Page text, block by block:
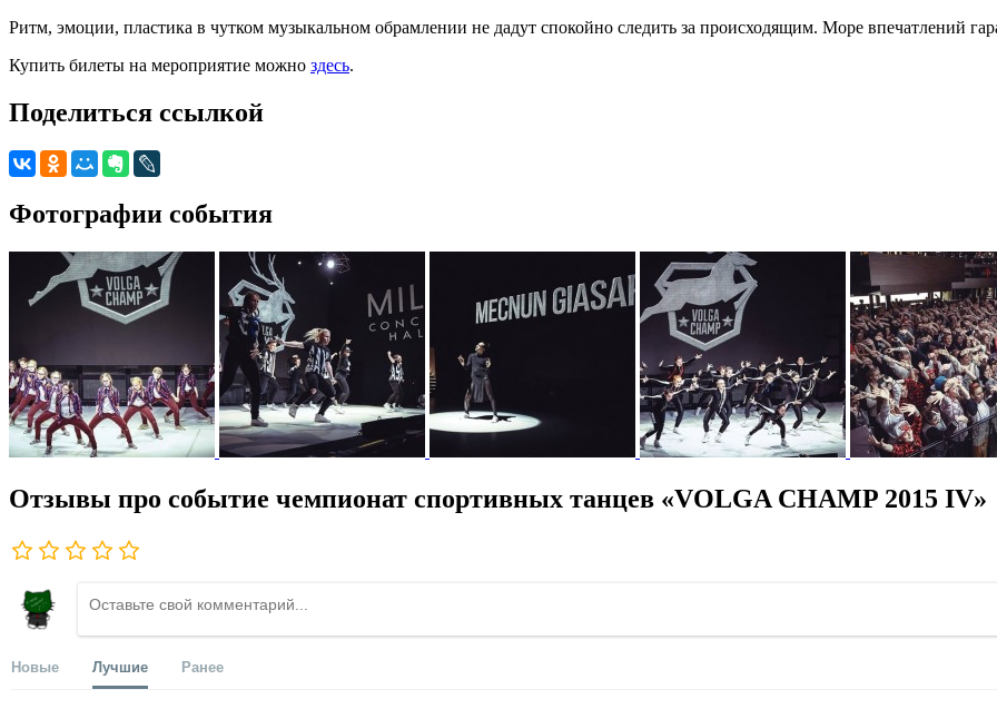
Ритм, эмоции, пластика в чутком музыкальном обрамлении не дадут спокойно следить за происходящим. Море впечатлений
Купить билеты на мероприятие можно здесь.
Поделиться ссылкой
Фотографии события
Отзывы про событие чемпионат спортивных танцев «VOLGA CHAMP 2015 IV»
Новые Лучшие Ранее